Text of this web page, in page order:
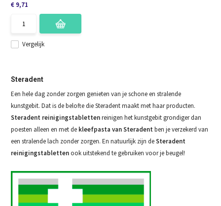
Vergelijk
€ 9,71
Steradent
Een hele dag zonder zorgen genieten van je schone en stralende
kunstgebit. Dat is de belofte die Steradent maakt met haar producten.
Steradent reinigingstablettenreinigen het kunstgebit grondiger dan
poesten alleen en met de kleefpasta van Steradentben je verzekerd van
een stralende lach zonder zorgen. En natuurlijk zijn deSteradent
reinigingstablettenook uitstekend te gebruiken voor je beugel!